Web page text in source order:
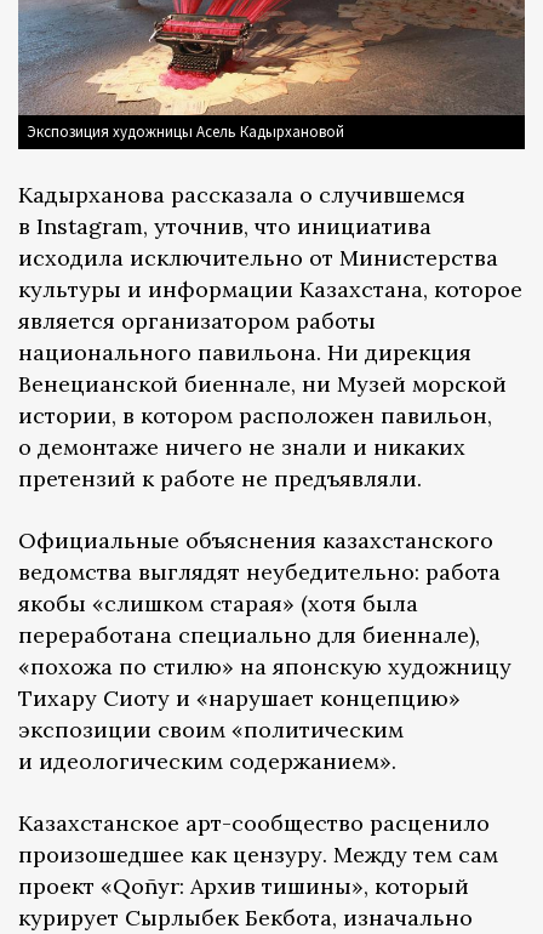
Экспозиция художницы Асель Кадырхановой
Кадырханова рассказала о случившемся
в Instagram, уточнив, что инициатива
исходила исключительно от Министерства
культуры и информации Казахстана, которое
является организатором работы
национального павильона. Ни дирекция
Венецианской биеннале, ни Музей морской
истории, в котором расположен павильон,
о демонтаже ничего не знали и никаких
претензий к работе не предъявляли.
Официальные объяснения казахстанского
ведомства выглядят неубедительно: работа
якобы «слишком старая» (хотя была
переработана специально для биеннале),
«похожа по стилю» на японскую художницу
Тихару Сиоту и «нарушает концепцию»
экспозиции своим «политическим
и идеологическим содержанием».
Казахстанское арт-сообщество расценило
произошедшее как цензуру. Между тем сам
проект «Qoñyr: Архив тишины», который
курирует Сырлыбек Бекбота, изначально